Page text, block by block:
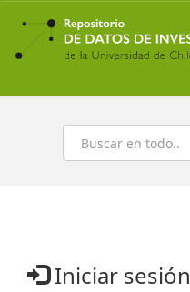
Ir
contenido
principal
Buscar
Iniciar sesión